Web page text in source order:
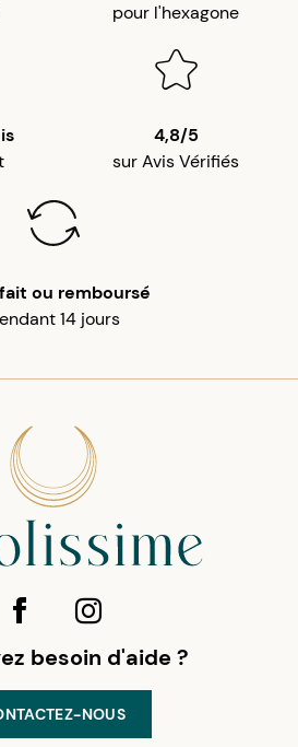
pour l'hexagone
4,8/5
sur Avis Vérifiés
ou remboursé
14 jours
besoin d'aide ?
NOUS